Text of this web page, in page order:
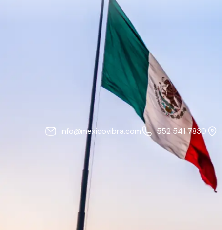
info@mexicovibra.com 552 541 7830